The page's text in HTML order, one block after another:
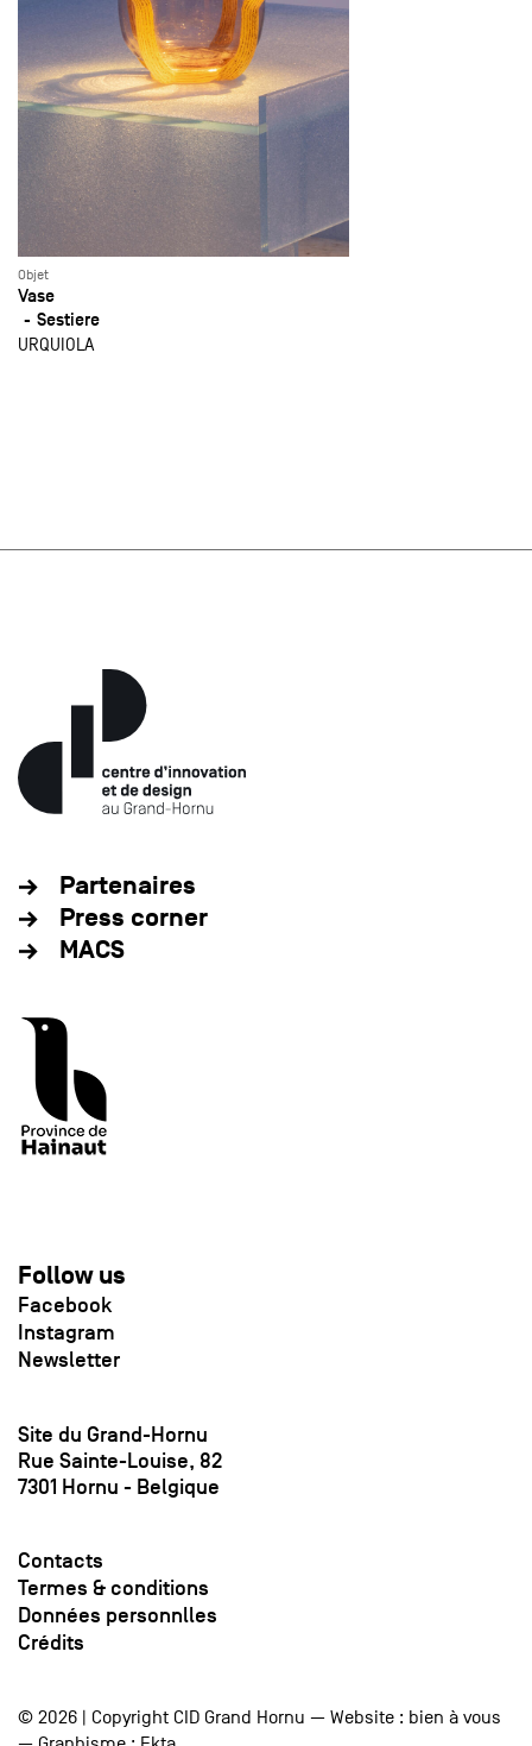
Objet
Vase
Sestiere
URQUIOLA
Partenaires
Press corner
MACS
Follow us
Facebook
Instagram
Newsletter
Site du Grand-Hornu
Rue Sainte-Louise, 82
7301 Hornu - Belgique
Contacts
Termes & conditions
Données personnlles
Crédits
© 2026 | Copyright CID Grand Hornu — Website : bien à vous